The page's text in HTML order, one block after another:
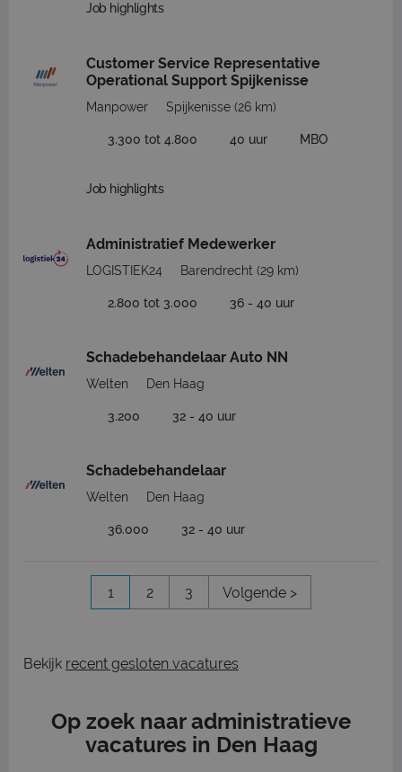
Job highlights
Customer Service Representative
Operational Support Spijkenisse
Manpower Spijkenisse (26 km)
3.300 tot 4.800 40 uur MBO
Job highlights
Administratief Medewerker
LOGISTIEK24 Barendrecht (29 km)
2.800 tot 3.000 36 - 40 uur
Schadebehandelaar Auto NN
Welten Den Haag
3.200 32 - 40 uur
Schadebehandelaar
Welten Den Haag
36.000 32 - 40 uur
1 2 3 Volgende >
Bekijk recent gesloten vacatures
Op zoek naar administratieve
vacatures in Den Haag